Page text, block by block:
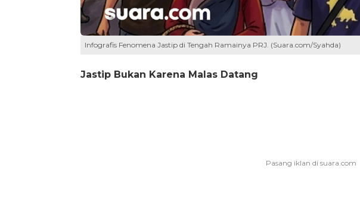
Infografis Fenomena Jastip di Tengah Ramainya PRJ. (Suara.com/Syahda)
Jastip Bukan Karena Malas Datang